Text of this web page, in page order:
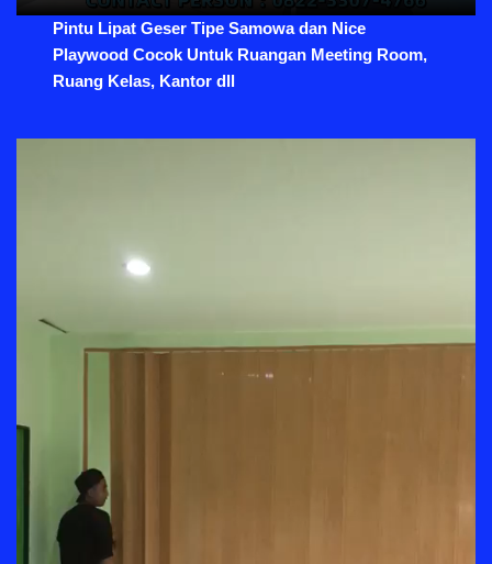
Pintu Lipat Geser Tipe Samowa dan Nice
Playwood Cocok Untuk Ruangan Meeting Room,
Ruang Kelas, Kantor dll